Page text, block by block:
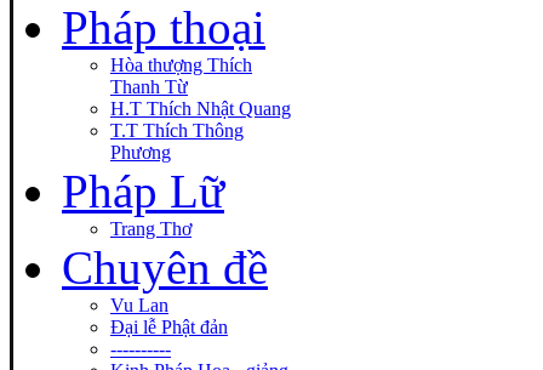
Pháp thoại
Hòa thượng Thích
Thanh Từ
H.T Thích Nhật Quang
T.T Thích Thông
Phương
Pháp Lữ
Trang Thơ
Chuyên đề
Vu Lan
Đại lễ Phật đản
----------